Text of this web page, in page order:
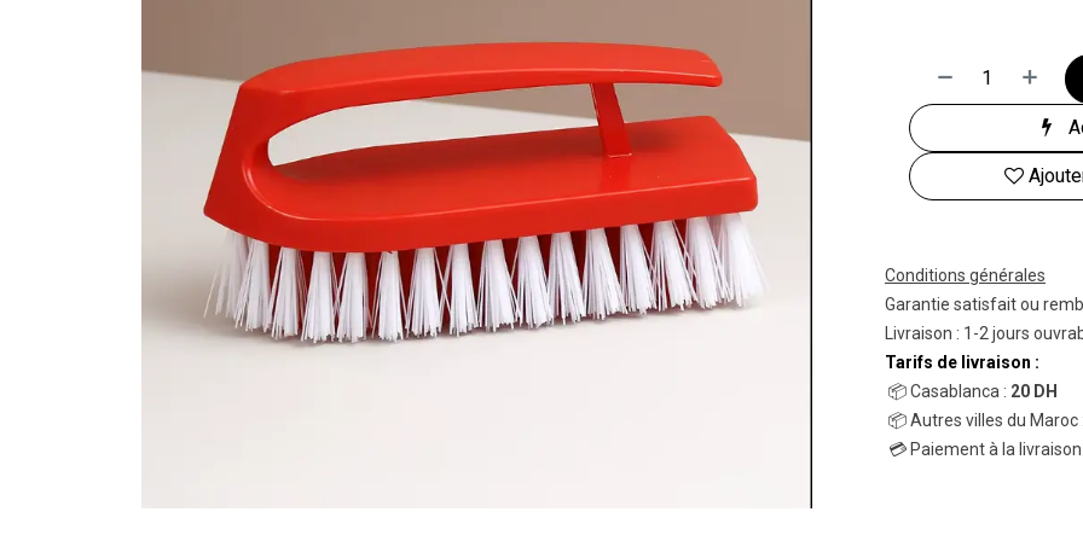
Conditions générales
Garantie satisfait ou
Livraison : 1-2 jours
Tarifs de livraison :
📦 Casablanca : 20 DH
📦 Autres villes du Maroc
💳 Paiement à la